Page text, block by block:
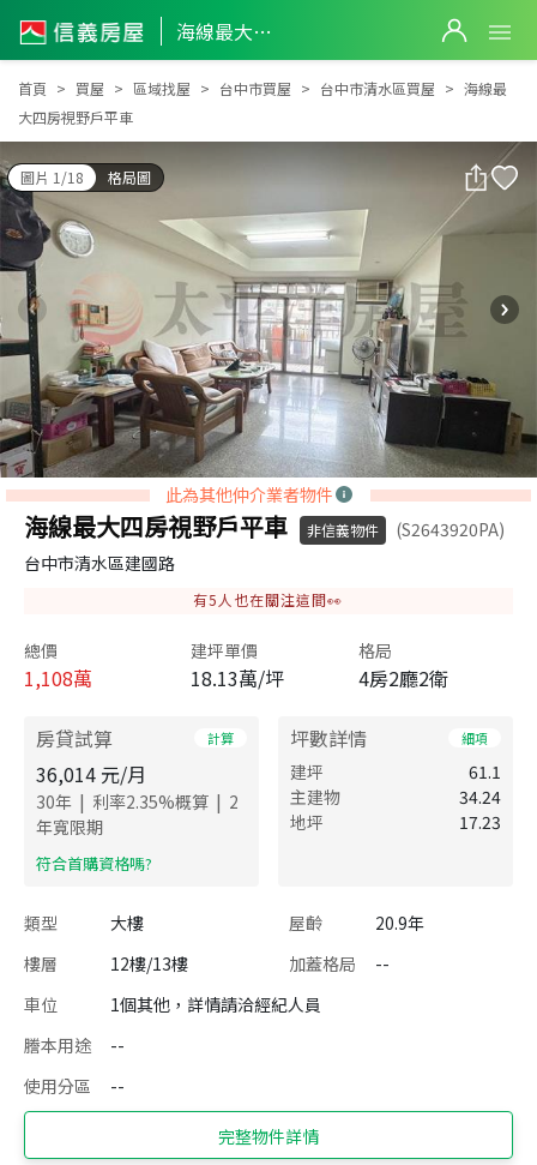
海線最大四房視野戶平車
海線最大四房視野戶平車
首頁 買屋 區域找屋 台中市買屋 台中市清水區買屋
海線最
大四房視野戶平車
圖片 1/18 格局圖
此為其他仲介業者物件
海線最大四房視野戶平車 非信義物件
(S2643920PA)
台中市清水區建國路
有5 人也在關注這間👀
總價
1,108萬
建坪單價
18.13萬/坪
格局
4房2廳2衛
房貸試算 計算
36,014 元/月
30年 | 利率2.35%概算 | 2
年寬限期
​符合首購資格嗎?
坪數詳情 細項
建坪
61.1
主建物
34.24
地坪
17.23
類型 大樓 屋齡
20.9年
樓層
12樓/13樓 加蓋格局
--
車位
1個其他，詳情請洽經紀人員
謄本用途
--
使用分區
--
完整物件詳情